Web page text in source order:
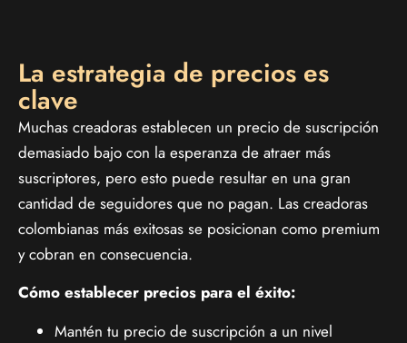
La estrategia de precios es
clave
Muchas creadoras establecen un precio de suscripción
demasiado bajo con la esperanza de atraer más
suscriptores, pero esto puede resultar en una gran
cantidad de seguidores que no pagan. Las creadoras
colombianas más exitosas se posicionan como premium
y cobran en consecuencia.
Cómo establecer precios para el éxito:
Mantén tu precio de suscripción a un nivel